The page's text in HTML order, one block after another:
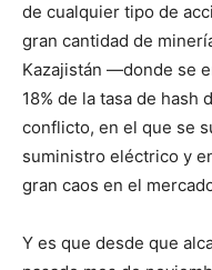
de cualquier tipo de
gran cantidad de
Kazajistán —donde se
18% de la tasa de
conflicto, en el que se
suministro eléctrico y
gran caos en el
Y es que desde que